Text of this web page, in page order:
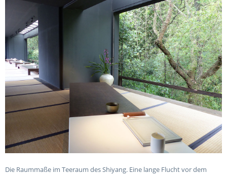
Die Raummaße im Teeraum des Shiyang. Eine lange Flucht vor dem